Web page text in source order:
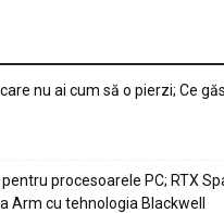
nu ai cum să o pierzi; Ce
procesoarele PC; RTX
Arm cu tehnologia Blackwell